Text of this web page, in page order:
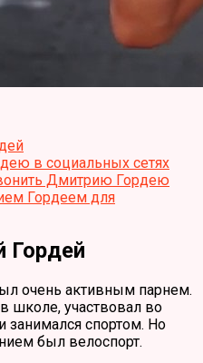
в социальных сетях
Дмитрию Гордею
Гордеем для
Гордей
очень активным парнем.
школе, участвовал во
занимался спортом. Но
был велоспорт.